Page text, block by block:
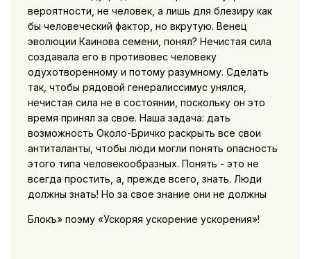
вероятности, не человек, а лишь для блезиру как
бы человеческий фактор, но вкрутую. Венец
эволюции Каинова семени, понял? Нечистая сила
создавала его в противовес человеку
одухотворенному и потому разумному. Сделать
так, чтобы рядовой генералиссимус унялся,
нечистая сила не в состоянии, поскольку он это
время принял за свое. Наша задача: дать
возможность Около-Бричко раскрыть все свои
антиталанты, чтобы люди могли понять опасность
этого типа человекообразных. Понять - это не
всегда простить, а, прежде всего, знать. Люди
должны знать! Но за свое знание они не должны
Блокъ» поэму «Ускоряя ускорение ускорения»!